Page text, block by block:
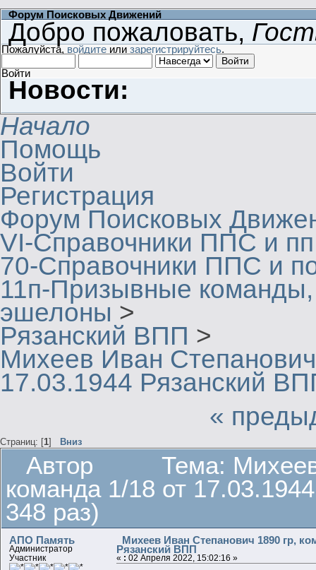
Форум Поисковых Движений
Добро пожаловать,
Пожалуйста, войдите или зарегистрируйтесь.
Войти
Новости:
Начало
Помощь
Войти
Регистрация
Форум Поисковых
VI-Справочники ППС и пп
70-Справочники ППС и
11п-Призывные
эшелоны >
Рязанский ВПП >
Михеев Иван
17.03.1944 Рязанский
«
Страниц: [1] Вниз
Автор
Тема:
команда 1/18 от
348 раз)
АПО Память
Администратор
Участник
Михеев Иван Степанович 1890 гр,
Рязанский ВПП
« : 02 Апреля 2022, 15:02:16 »